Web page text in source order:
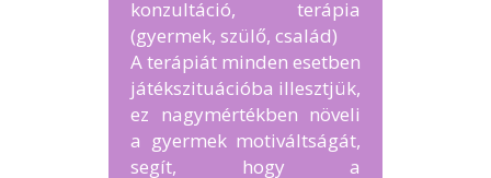
konzultáció, terápia
(gyermek, szülő, család)
A terápiát minden esetben
játékszituációba illesztjük,
ez nagymértékben növeli
a gyermek motiváltságát,
segít, hogy a